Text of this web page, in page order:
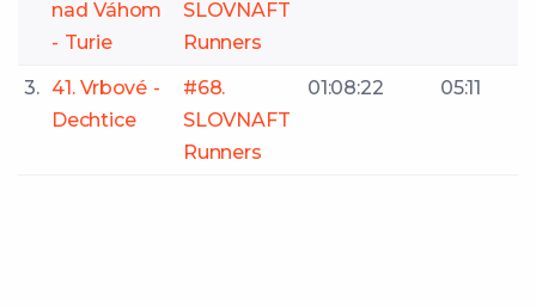
nad Váhom
- Turie
SLOVNAFT
Runners
3. 41. Vrbové -
Dechtice
#68.
SLOVNAFT
Runners
01:08:22 05:11